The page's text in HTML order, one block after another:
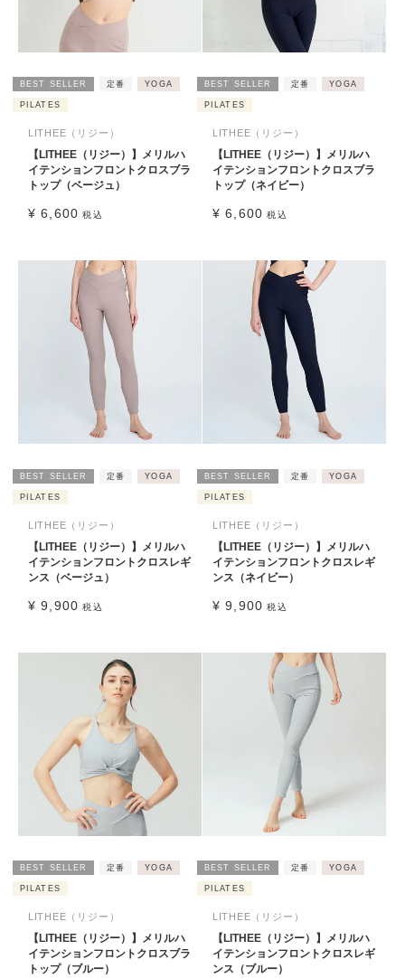
BEST SELLER 定番 YOGA
PILATES
LITHEE（リジー）
【LITHEE（リジー）】メリルハ
イテンションフロントクロスブラ
トップ（ベージュ）
¥ 6,600 税込
BEST SELLER 定番 YOGA
PILATES
LITHEE（リジー）
【LITHEE（リジー）】メリルハ
イテンションフロントクロスブラ
トップ（ネイビー）
¥ 6,600 税込
BEST SELLER 定番 YOGA
PILATES
LITHEE（リジー）
【LITHEE（リジー）】メリルハ
イテンションフロントクロスレギ
ンス（ベージュ）
¥ 9,900 税込
BEST SELLER 定番 YOGA
PILATES
LITHEE（リジー）
【LITHEE（リジー）】メリルハ
イテンションフロントクロスレギ
ンス（ネイビー）
¥ 9,900 税込
BEST SELLER 定番 YOGA
PILATES
LITHEE（リジー）
【LITHEE（リジー）】メリルハ
イテンションフロントクロスブラ
トップ（ブルー）
BEST SELLER 定番 YOGA
PILATES
LITHEE（リジー）
【LITHEE（リジー）】メリルハ
イテンションフロントクロスレギ
ンス（ブルー）